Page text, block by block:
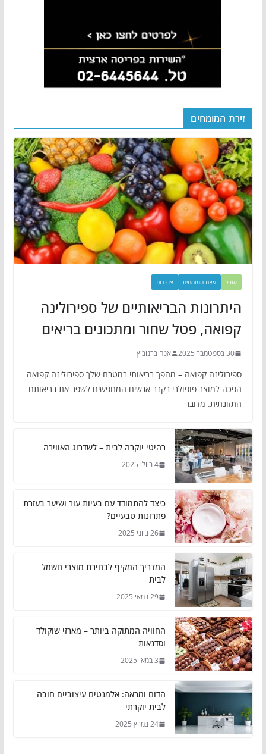
זירת המומחים
אוכל עצת המומחים צרכנות
היתרונות הבריאותיים של ספירולינה
קפואה, פטל שחור ומתכונים בריאים
30 בספטמבר 2025 אנה ברנוביץ
ספירולינה קפואה – מהפך בריאותי במטבח שלך ספירולינה קפואה
הפכה למוצר פופולרי בקרב אנשים המחפשים לשפר את בריאותם
התזונתית. מדובר
רהיטי יוקרה לבית – לשדרוג האווירה
4 ביולי 2025
כיצד להתמודד עם בעיות עור ושיער בעזרת
פתרונות טבעיים?
26 ביוני 2025
המדריך המקיף לבחירת מוצרי חשמל
לבית
29 במאי 2025
החוויה המתוקה ביותר – מארזי שוקולד
וסדנאות
3 במאי 2025
הדום ומראה: אלמנטים עיצוביים חובה
לבית יוקרתי
24 במרץ 2025